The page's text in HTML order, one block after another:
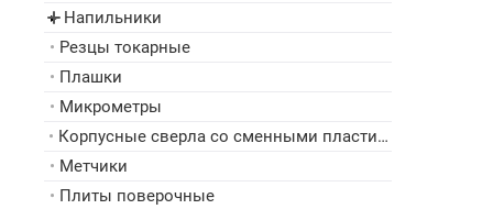
▸ Напильники
• Резцы токарные
• Плашки
• Микрометры
•
Корпусные сверла со сменными пластинами
• Метчики
• Плиты поверочные